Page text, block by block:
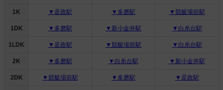
1K ▼是政駅 ▼多磨駅 ▼競艇場前駅
1DK ▼多磨駅 ▼新小金井駅 ▼白糸台駅
1LDK ▼是政駅 ▼競艇場前駅 ▼白糸台駅
2K ▼多磨駅 ▼白糸台駅 ▼新小金井駅
2DK ▼競艇場前駅 ▼多磨駅 ▼是政駅